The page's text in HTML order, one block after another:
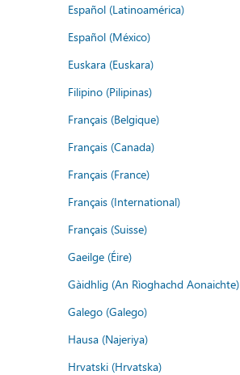
Español (Latinoamérica)
Español (México)
Euskara (Euskara)
Filipino (Pilipinas)
Français (Belgique)
Français (Canada)
Français (France)
Français (International)
Français (Suisse)
Gaeilge (Éire)
Gàidhlig (An Rìoghachd Aonaichte)
Galego (Galego)
Hausa (Najeriya)
Hrvatski (Hrvatska)